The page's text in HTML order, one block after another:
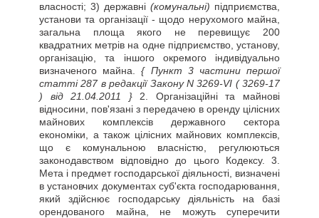
власності; 3) державні (комунальні) підприємства,
установи та організації - щодо нерухомого майна,
загальна площа якого не перевищує 200
квадратних метрів на одне підприємство, установу,
організацію, та іншого окремого індивідуально
визначеного майна.{ Пункт 3 частини першої
статті 287 в редакції Закону N 3269-VI ( 3269-17
) від 21.04.2011 }2. Організаційні та майнові
відносини, пов'язані з передачею в оренду цілісних
майнових комплексів державного сектора
економіки, а також цілісних майнових комплексів,
що є комунальною власністю, регулюються
законодавством відповідно до цього Кодексу. 3.
Мета і предмет господарської діяльності, визначені
в установчих документах суб'єкта господарювання,
який здійснює господарську діяльність на базі
орендованого майна, не можуть суперечити